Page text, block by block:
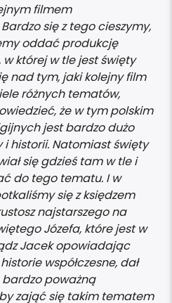
filmem
się z tego cieszymy,
oddać produkcję
której w tle jest święty
nad tym, jaki kolejny film
różnych tematów,
że w tym polskim
jest bardzo dużo
i historii. Natomiast święty
się gdzieś tam w tle i
do tego tematu. I w
się z księdzem
najstarszego na
Józefa, które jest w
Jacek opowiadając
współczesne, dał
poważną
zająć się takim tematem